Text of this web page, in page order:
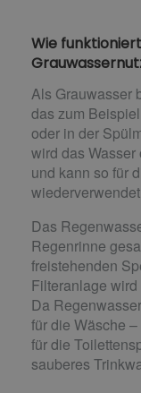
Wie
Als Grauwasser
das zum
oder in der
wird das
und kann so für
Das
Regenrinne
freistehenden
Filteranlage
Da
für die Wäsche
für die
sauberes